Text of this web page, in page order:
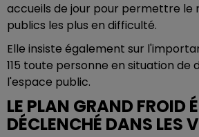
accueils de jour pour permettre le
publics les plus en difficulté.
Elle insiste également sur
115 toute personne en situation de
l'espace public.
LE PLAN GRAND FROID
DÉCLENCHÉ DANS LES